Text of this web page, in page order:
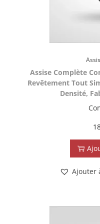
Assise Complète
Revêtement Tout
Densité,
Ajouter